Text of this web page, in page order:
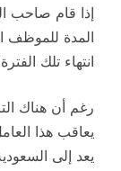
إذا قام صاحب
المدة للموظف
انتهاء تلك
رغم أن هناك
يعاقب هذا
يعد إلى